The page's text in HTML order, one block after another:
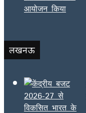
लखनऊ